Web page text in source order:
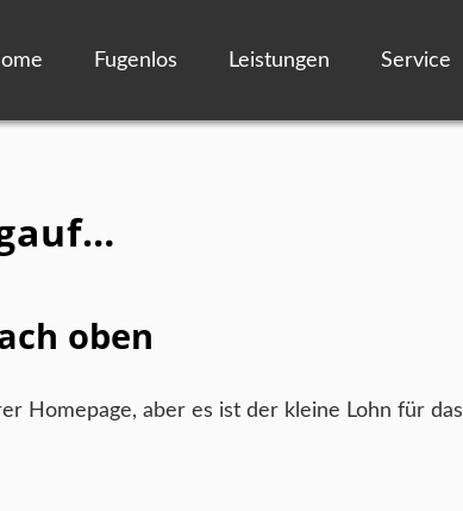
Fugenlos Leistungen Service
oben
Homepage, aber es ist der kleine Lohn für das